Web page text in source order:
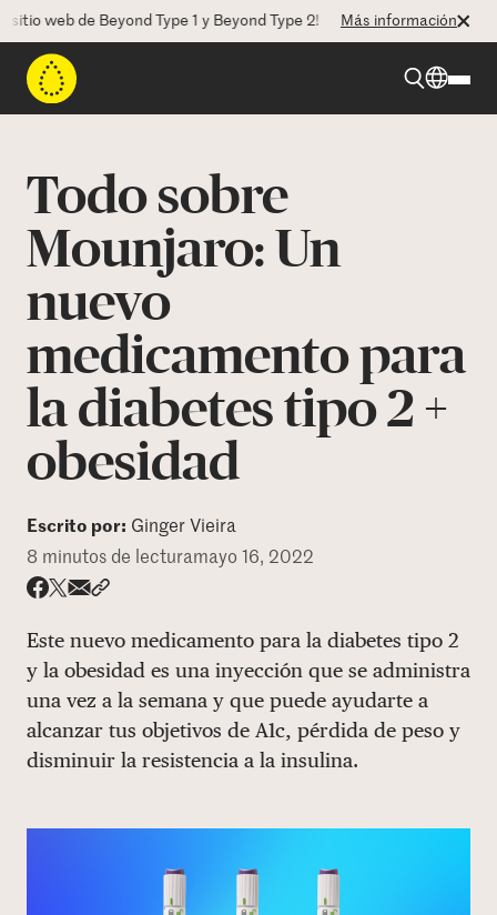
web de Beyond Type 1 y Beyond Type 2! La CEO Deborah Dugan
Más información
Recursos
Programas
Quienes somos
DONAR
Todo sobre
Mounjaro: Un
nuevo
medicamento para
la diabetes tipo 2 +
obesidad
Escrito por: Ginger Vieira
8 minutos de lecturamayo 16, 2022
Este nuevo medicamento para la diabetes tipo 2
y la obesidad es una inyección que se administra
una vez a la semana y que puede ayudarte a
alcanzar tus objetivos de A1c, pérdida de peso y
disminuir la resistencia a la insulina.